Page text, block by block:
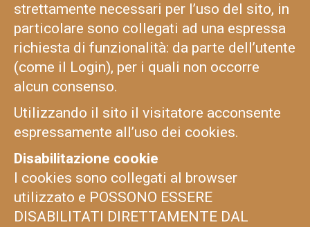
strettamente necessari per l’uso del sito, in
particolare sono collegati ad una espressa
richiesta di funzionalità: da parte dell’utente
(come il Login), per i quali non occorre
alcun consenso.
Utilizzando il sito il visitatore acconsente
espressamente all’uso dei cookies.
Disabilitazione cookie
I cookies sono collegati al browser
utilizzato e POSSONO ESSERE
DISABILITATI DIRETTAMENTE DAL